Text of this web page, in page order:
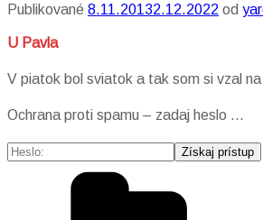
Publikované 8.11.20132.12.2022 od
U Pavla
V piatok bol sviatok a tak som si vzal
Ochrana proti spamu – zadaj heslo …